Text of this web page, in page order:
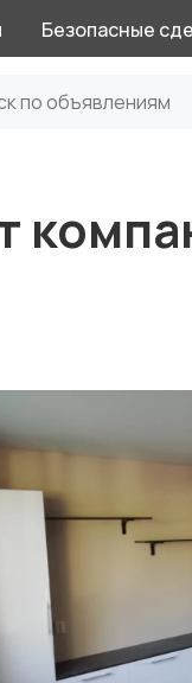
Безопасные